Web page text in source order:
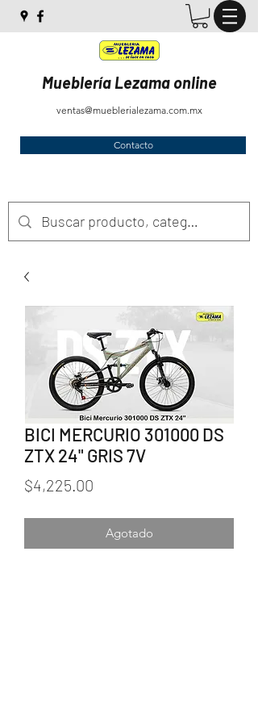
Mueblería Lezama online
ventas@mueblerialezama.com.mx
Contacto
BICI MERCURIO 301000 DS
ZTX 24" GRIS 7V
$4,225.00
Agotado